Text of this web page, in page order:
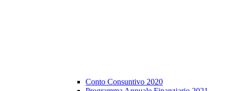
Conto Consuntivo 2020